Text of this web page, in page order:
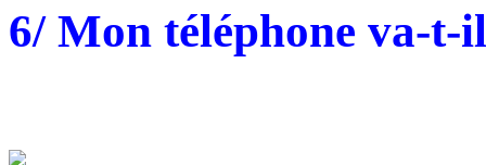
6/ Mon téléphone va-